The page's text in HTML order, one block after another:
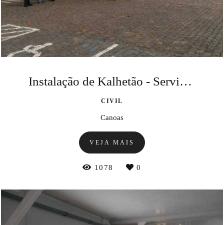
Instalação de Kalhetão - Serviço em Altura
CIVIL
Canoas
VEJA MAIS
1078 0